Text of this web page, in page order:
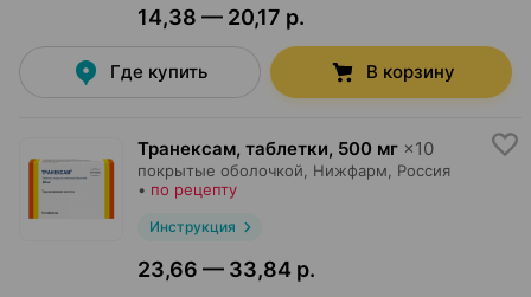
14,38 — 20,17 р.
Где купить В корзину
Транексам, таблетки, 500 мг ×10
покрытые оболочкой, Нижфарм , Россия
• по рецепту
Инструкция
23,66 — 33,84 р.